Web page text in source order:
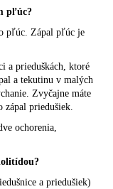
pľúc?
pľúc. Zápal pľúc je
a prieduškách, ktoré
a tekutinu v malých
Zvyčajne máte
priedušiek.
ochorenia,
a priedušiek)